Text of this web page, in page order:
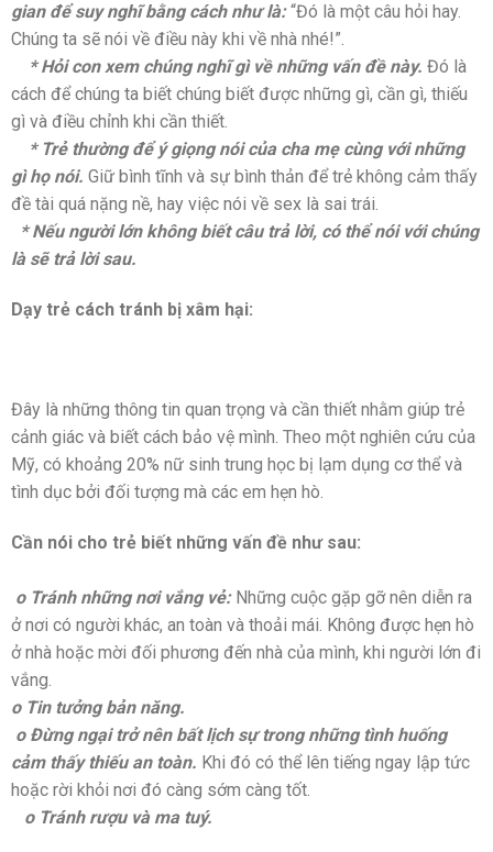
gian để suy nghĩ bằng cách như là:“Đó là một câu hỏi hay.
Chúng ta sẽ nói về điều này khi về nhà nhé!”.
* Hỏi con xem chúng nghĩ gì về những vấn đề này. Đó là
cách để chúng ta biết chúng biết được những gì, cần gì, thiếu
gì và điều chỉnh khi cần thiết.
* Trẻ thường để ý giọng nói của cha mẹ cùng với những
gì họ nói. Giữ bình tĩnh và sự bình thản để trẻ không cảm thấy
đề tài quá nặng nề, hay việc nói về sex là sai trái.
* Nếu người lớn không biết câu trả lời, có thể nói với chúng
là sẽ trả lời sau.
Dạy trẻ cách tránh bị xâm hại:
Đây là những thông tin quan trọng và cần thiết nhằm giúp trẻ
cảnh giác và biết cách bảo vệ mình. Theo một nghiên cứu của
Mỹ, có khoảng 20% nữ sinh trung học bị lạm dụng cơ thể và
tình dục bởi đối tượng mà các em hẹn hò.
Cần nói cho trẻ biết những vấn đề như sau:
o Tránh những nơi vắng vẻ:Những cuộc gặp gỡ nên diễn ra
ở nơi có người khác, an toàn và thoải mái. Không được hẹn hò
ở nhà hoặc mời đối phương đến nhà của mình, khi người lớn đi
vắng.
o Tin tưởng bản năng.
o Đừng ngại trở nên bất lịch sự trong những tình huống
cảm thấy thiếu an toàn. Khi đó có thể lên tiếng ngay lập tức
hoặc rời khỏi nơi đó càng sớm càng tốt.
o Tránh rượu và ma tuý.